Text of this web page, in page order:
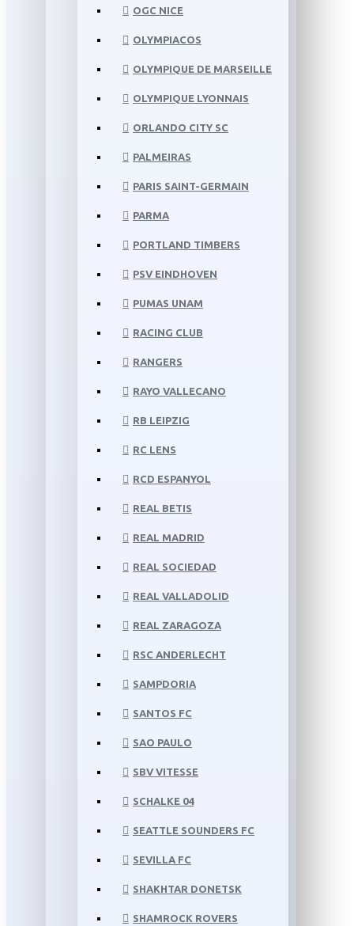
OGC NICE
OLYMPIACOS
OLYMPIQUE DE MARSEILLE
OLYMPIQUE LYONNAIS
ORLANDO CITY SC
PALMEIRAS
PARIS SAINT-GERMAIN
PARMA
PORTLAND TIMBERS
PSV EINDHOVEN
PUMAS UNAM
RACING CLUB
RANGERS
RAYO VALLECANO
RB LEIPZIG
RC LENS
RCD ESPANYOL
REAL BETIS
REAL MADRID
REAL SOCIEDAD
REAL VALLADOLID
REAL ZARAGOZA
RSC ANDERLECHT
SAMPDORIA
SANTOS FC
SAO PAULO
SBV VITESSE
SCHALKE 04
SEATTLE SOUNDERS FC
SEVILLA FC
SHAKHTAR DONETSK
SHAMROCK ROVERS